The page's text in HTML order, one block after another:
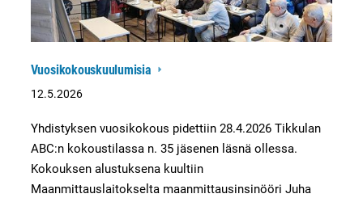
Vuosikokouskuulumisia
12.5.2026
Yhdistyksen vuosikokous pidettiin 28.4.2026 Tikkulan
ABC:n kokoustilassa n. 35 jäsenen läsnä ollessa.
Kokouksen alustuksena kuultiin
Maanmittauslaitokselta maanmittausinsinööri Juha